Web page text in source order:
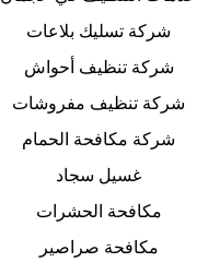
شركة تسليك بلاعات
شركة تنظيف أحواش
شركة تنظيف مفروشات
شركة مكافحة الحمام
غسيل سجاد
مكافحة الحشرات
مكافحة صراصير